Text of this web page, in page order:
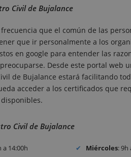
Civil de Bujalance
que el común de las
que ir personalmente a los
en google para entender las
Desde este portal web
de Bujalance estará facilitando
acceder a los certificados que
Civil de Bujalance
a 14:00h
Miércoles: 9h